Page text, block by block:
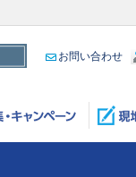
お問い合わせ